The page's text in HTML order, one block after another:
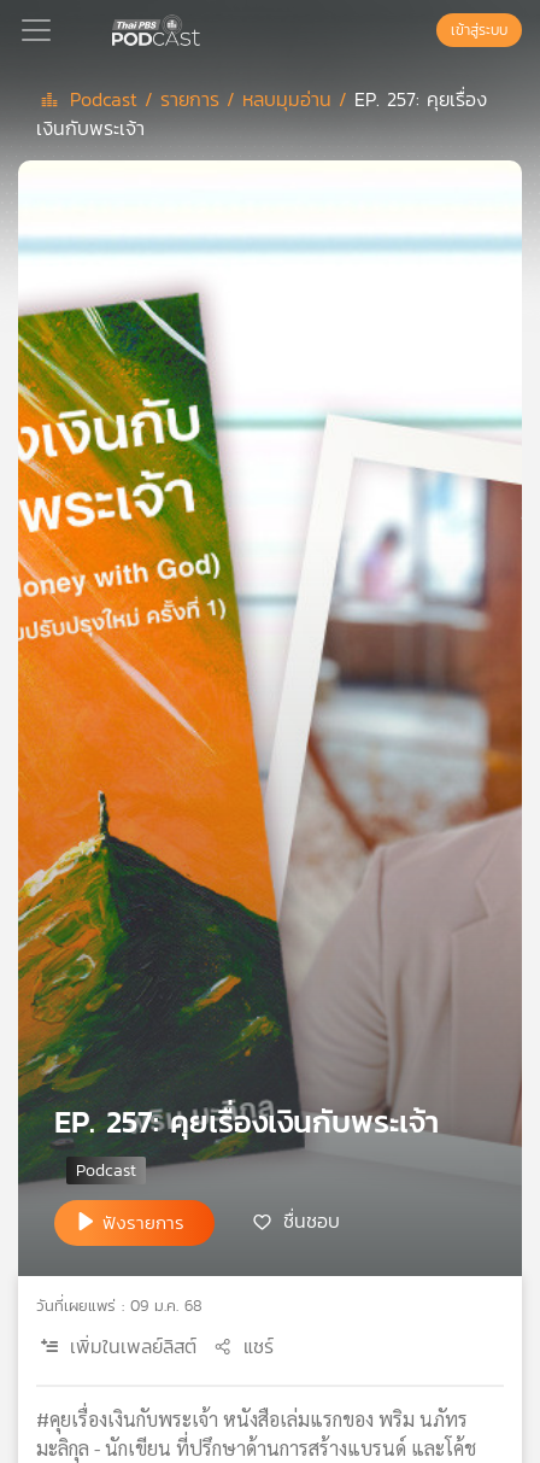
Podcast
ย์
สต์
แนะนำ
เพล
ย์
ลิ
สต์
ของ
คุณ
เพลง
บทความ
ข่าว
และ
กิจกรรม
เกี่ยว
กับ
เรา
เครือ
วิทยุ
ไทย
แผนที่
เครือ
ข่าย
เข้าสู่ระบบ
Podcast / รายการ / หลบมุมอ่าน / EP. 257: คุยเรื่อง
เงินกับพระเจ้า
EP. 257: คุยเรื่องเงินกับพระเจ้า
ฟังรายการ ชื่นชอบ
วันที่เผยแพร่ : 09 ม.ค. 68
เพิ่มในเพลย์ลิสต์ แชร์
#คุยเรื่องเงินกับพระเจ้า หนังสือเล่มแรกของ พริม นภัทร
มะลิกุล - นักเขียน ที่ปรึกษาด้านการสร้างแบรนด์ และโค้ช